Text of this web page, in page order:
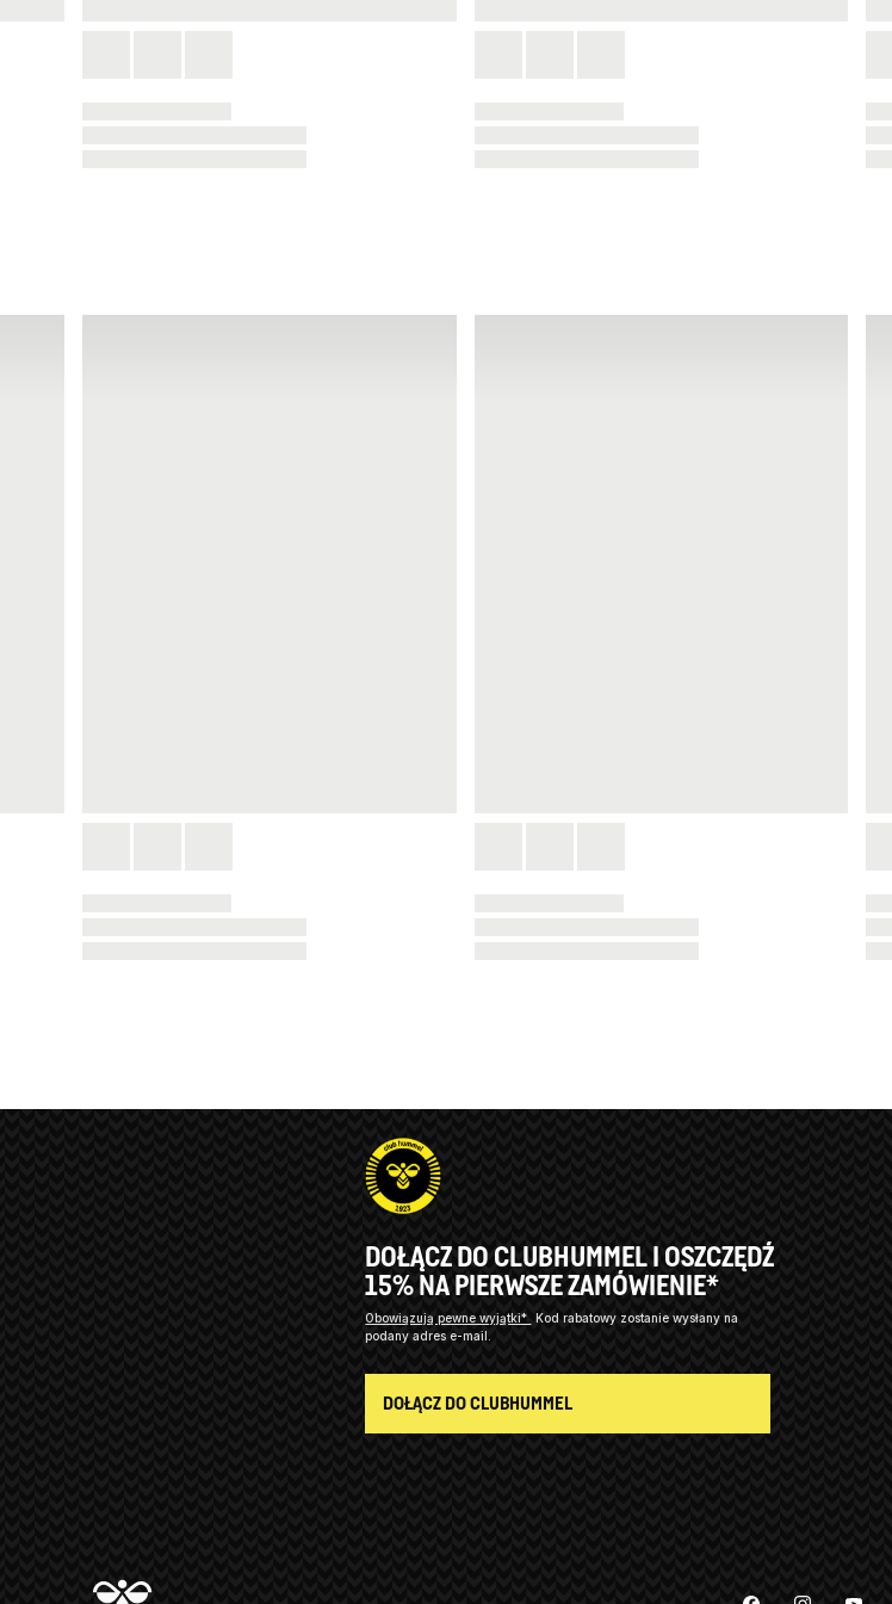
DOŁĄCZ DO CLUBHUMMEL I OSZCZĘDŹ
15% NA PIERWSZE ZAMÓWIENIE*
Obowiązują pewne wyjątki*
Kod rabatowy zostanie wysłany na
podany adres e-mail.
DOŁĄCZ DO CLUBHUMMEL